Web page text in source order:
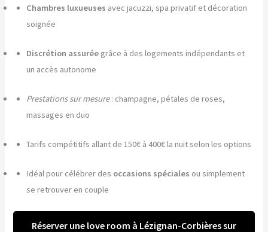
Chambres luxueuses avec jacuzzi, spa privatif et décoration
soignée
Discrétion assurée grâce à des logements indépendants et
un accès autonome
Prestations sur mesure: champagne, pétales de roses,
massages en duo
Tarifs compétitifs allant de 150€ à 400€ la nuit selon les options
Idéal pour célébrer des occasions spéciales ou simplement
se retrouver en couple
Réserver une love room à Lézignan-Corbières sur